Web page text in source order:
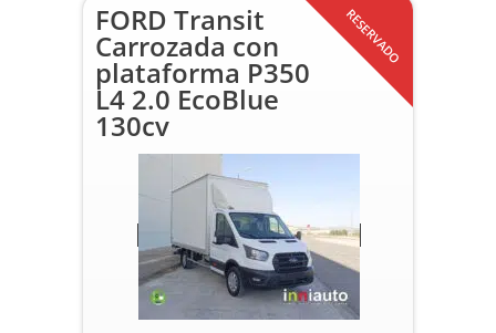
RESERVADO
FORD Transit
Carrozada con
plataforma P350
L4 2.0 EcoBlue
130cv